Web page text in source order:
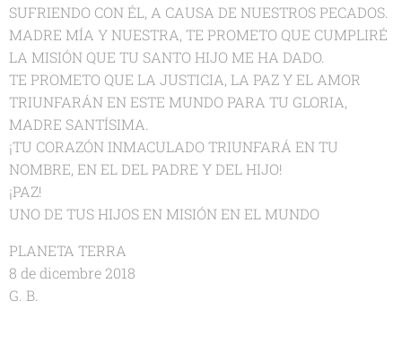
SUFRIENDO CON ÉL, A CAUSA DE NUESTROS PECADOS.
MADRE MÍA Y NUESTRA, TE PROMETO QUE CUMPLIRÉ
LA MISIÓN QUE TU SANTO HIJO ME HA DADO.
TE PROMETO QUE LA JUSTICIA, LA PAZ Y EL AMOR
TRIUNFARÁN EN ESTE MUNDO PARA TU GLORIA,
MADRE SANTÍSIMA.
¡TU CORAZÓN INMACULADO TRIUNFARÁ EN TU
NOMBRE, EN EL DEL PADRE Y DEL HIJO!
¡PAZ!
UNO DE TUS HIJOS EN MISIÓN EN EL MUNDO
PLANETA TERRA
8 de dicembre 2018
G. B.